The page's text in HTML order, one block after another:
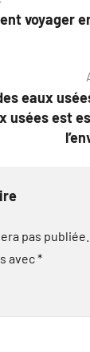
voyager
eaux
usées est
pas publiée.
avec*